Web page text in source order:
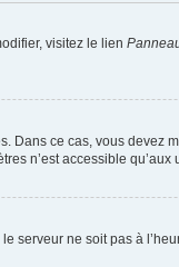
visitez le lien
Dans ce cas, vous
n’est accessible
serveur ne soit pas à